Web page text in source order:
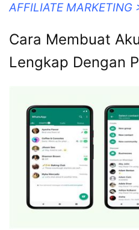
AFFILIATE MARKETING
Cara Membuat
Lengkap Dengan